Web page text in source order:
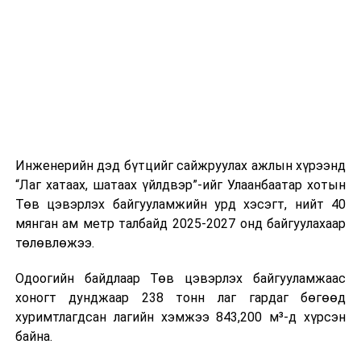
өдөр тутмын ажлын бэлэн байдлыг хангах зэрэг
практик ур чадварыг сургалтын хөтөлбөрт тусгажээ.
Сургалтыг танилцуулах лекц, асуулт-хариулт,
жишээнд суурилсан сургалт, багаар ажиллах дасгал,
танилцах, онцгой нөхцөлд ажиллах дадлага зэрэг
онол, практик хосолсон хэлбэрээр зохион байгуулж
байна.
Инженерийн дэд бүтцийг сайжруулах ажлын хүрээнд
“Лаг хатаах, шатаах үйлдвэр”-ийг Улаанбаатар хотын
Төв цэвэрлэх байгууламжийн урд хэсэгт, нийт 40
мянган ам метр талбайд 2025-2027 онд байгуулахаар
төлөвлөжээ.
Одоогийн байдлаар Төв цэвэрлэх байгууламжаас
хоногт дунджаар 238 тонн лаг гардаг бөгөөд
хуримтлагдсан лагийн хэмжээ 843,200 м³-д хүрсэн
байна.